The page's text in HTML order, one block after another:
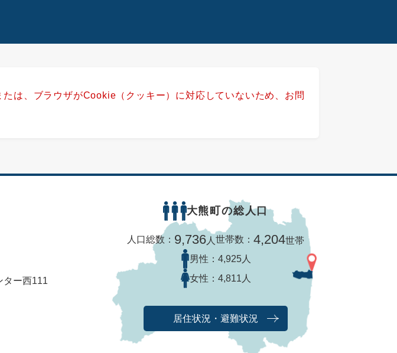
は、ブラウザがCookie（クッキー）に対応していないため、お問
ター西111
大熊町の総人口
人口総数： 9,736 人 世帯数： 4,204世帯
男性： 4,925人
女性： 4,811人
居住状況・避難状況